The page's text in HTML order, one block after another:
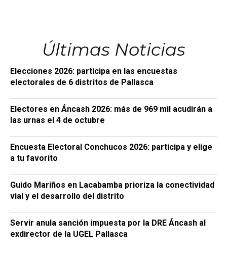
Últimas Noticias
Elecciones 2026: participa en las encuestas
electorales de 6 distritos de Pallasca
Electores en Áncash 2026: más de 969 mil acudirán a
las urnas el 4 de octubre
Encuesta Electoral Conchucos 2026: participa y elige
a tu favorito
Guido Mariños en Lacabamba prioriza la conectividad
vial y el desarrollo del distrito
Servir anula sanción impuesta por la DRE Áncash al
exdirector de la UGEL Pallasca